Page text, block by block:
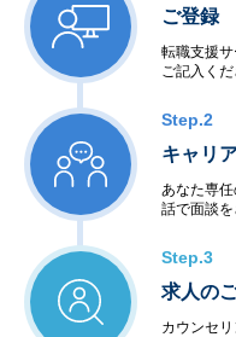
ご登録
転職支援
ご記入くだ
Step.2
キャリ
あなた専
話で面談を
Step.3
求人の
カウンセ